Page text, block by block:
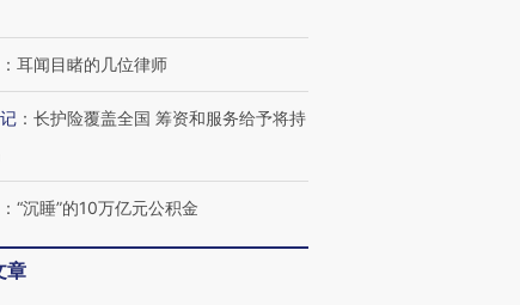
届链博
链”接产
有意思的生活方式·第三对
住三大增长引擎是什么？
： 耳闻目睹的几位律师
： 长护险覆盖全国 筹资和服务给予将持
： “沉睡”的10万亿元公积金
章